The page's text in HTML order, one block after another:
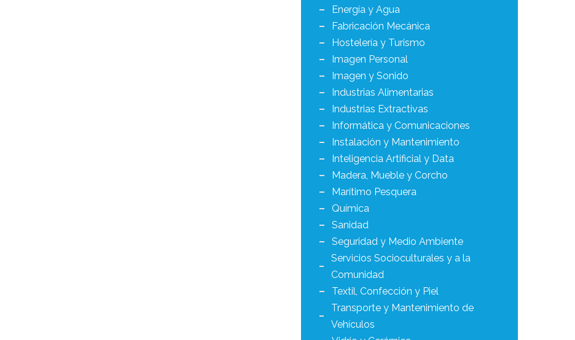
Energía y Agua
Fabricación Mecánica
Hostelería y Turismo
Imagen Personal
Imagen y Sonido
Industrias Alimentarias
Industrias Extractivas
Informática y Comunicaciones
Instalación y Mantenimiento
Inteligencia Artificial y Data
Madera, Mueble y Corcho
Marítimo Pesquera
Química
Sanidad
Seguridad y Medio Ambiente
Servicios Socioculturales y a la
Comunidad
Textil, Confección y Piel
Transporte y Mantenimiento de
Vehículos